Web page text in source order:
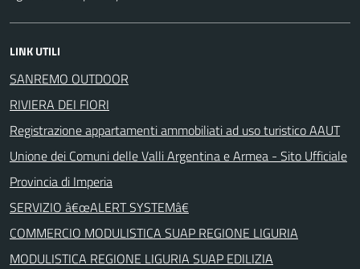
LINK UTILI
SANREMO OUTDOOR
RIVIERA DEI FIORI
Registrazione appartamenti ammobiliati ad uso turistico AAUT
Unione dei Comuni delle Valli Argentina e Armea - Sito Ufficiale
Provincia di Imperia
SERVIZIO â€œALERT SYSTEMâ€
COMMERCIO MODULISTICA SUAP REGIONE LIGURIA
MODULISTICA REGIONE LIGURIA SUAP EDILIZIA